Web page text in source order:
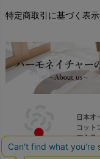
返品交換chevron_right
FAXでのご注文
お問い合わせchevron_right
特定商取引に基づく表示